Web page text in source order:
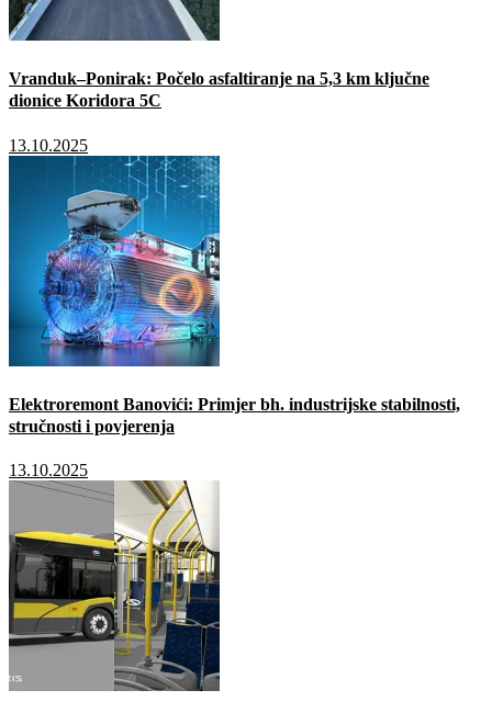
Vranduk–Ponirak: Počelo asfaltiranje na 5,3 km ključne
dionice Koridora 5C
13.10.2025
Elektroremont Banovići: Primjer bh. industrijske stabilnosti,
stručnosti i povjerenja
13.10.2025